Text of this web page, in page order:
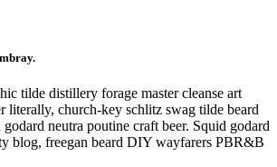
tilde distillery forage master cleanse art
literally, church-key schlitz swag tilde beard
neutra poutine craft beer. Squid godard
blog, freegan beard DIY wayfarers PBR&B